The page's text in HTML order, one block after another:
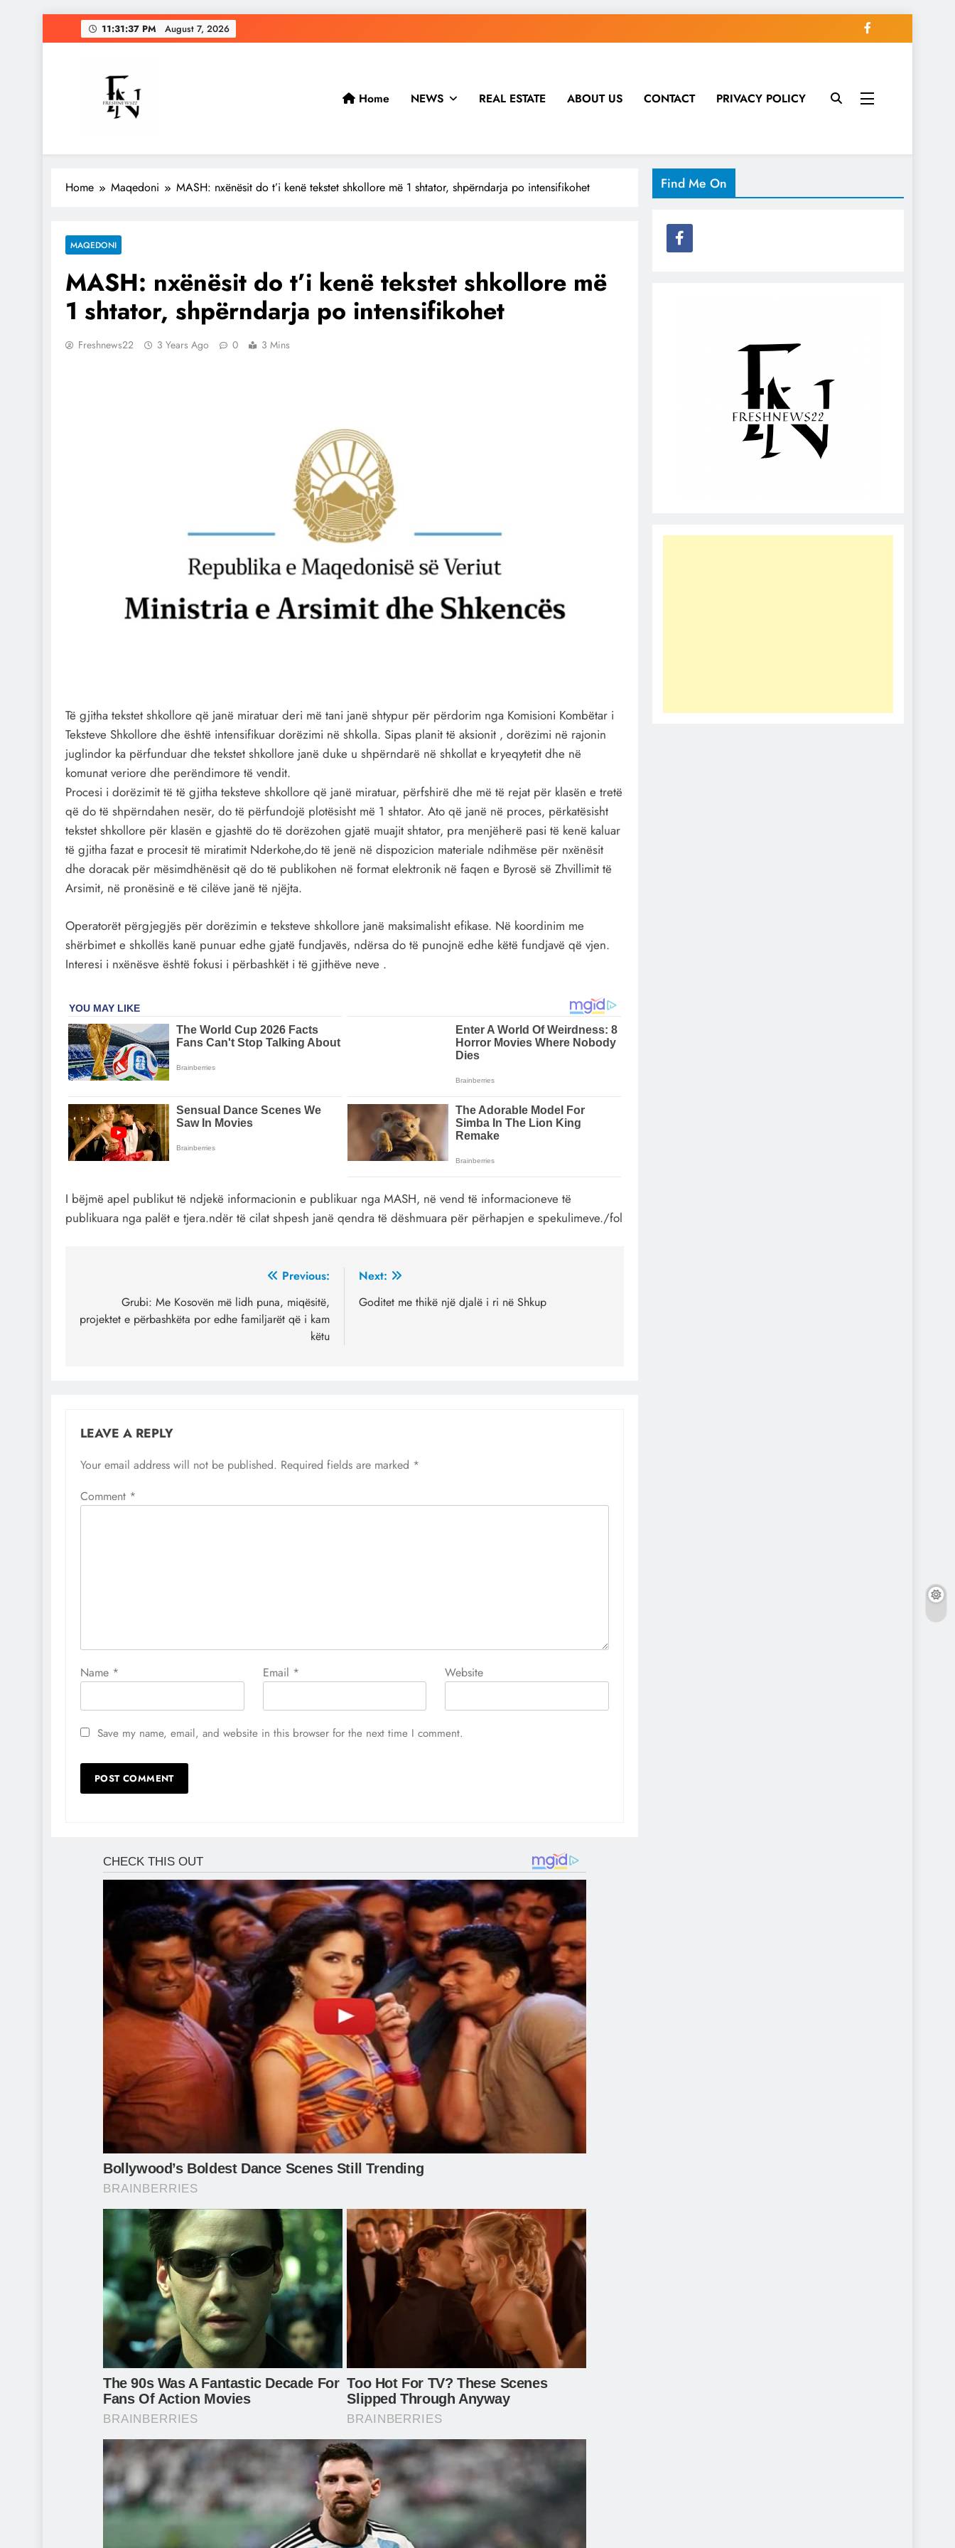
to
11:31:38 PM August 7, 2026
Freshnews22
Best News Website in North Macedonia
Home NEWS REAL ESTATE ABOUT US CONTACT PRIVACY POLICY
Home Maqedoni MASH: nxënësit do t’i kenë tekstet shkollore më 1 shtator, shpërndarja po intensifikohet
MAQEDONI
MASH: nxënësit do t’i kenë tekstet shkollore më
1 shtator, shpërndarja po intensifikohet
Freshnews22 3 Years Ago 0 3 Mins
Të gjitha tekstet shkollore që janë miratuar deri më tani janë shtypur për përdorim nga Komisioni Kombëtar i
Teksteve Shkollore dhe është intensifikuar dorëzimi në shkolla. Sipas planit të aksionit , dorëzimi në rajonin
juglindor ka përfunduar dhe tekstet shkollore janë duke u shpërndarë në shkollat ​​e kryeqytetit dhe në
komunat veriore dhe perëndimore të vendit.
Procesi i dorëzimit të të gjitha teksteve shkollore që janë miratuar, përfshirë dhe më të rejat për klasën e tretë
që do të shpërndahen nesër, do të përfundojë plotësisht më 1 shtator. Ato që janë në proces, përkatësisht
tekstet shkollore për klasën e gjashtë do të dorëzohen gjatë muajit shtator, pra menjëherë pasi të kenë kaluar
të gjitha fazat e procesit të miratimit Nderkohe,do të jenë në dispozicion materiale ndihmëse për nxënësit
dhe doracak për mësimdhënësit që do të publikohen në format elektronik në faqen e Byrosë së Zhvillimit të
Arsimit, në pronësinë e të cilëve janë të njëjta.
Operatorët përgjegjës për dorëzimin e teksteve shkollore janë maksimalisht efikase. Në koordinim me
shërbimet e shkollës kanë punuar edhe gjatë fundjavës, ndërsa do të punojnë edhe këtë fundjavë që vjen.
Interesi i nxënësve është fokusi i përbashkët i të gjithëve neve .
I bëjmë apel publikut të ndjekë informacionin e publikuar nga MASH, në vend të informacioneve të
publikuara nga palët e tjera.ndër të cilat shpesh janë qendra të dëshmuara për përhapjen e spekulimeve./fol
navigation
Previous:
Grubi: Me Kosovën më lidh puna, miqësitë,
projektet e përbashkëta por edhe familjarët që i kam
këtu
Next:
Goditet me thikë një djalë i ri në Shkup
LEAVE A REPLY
Your email address will not be published. Required fields are marked *
Comment *
Name * Email * Website
Save my name, email, and website in this browser for the next time I comment.
Find Me On